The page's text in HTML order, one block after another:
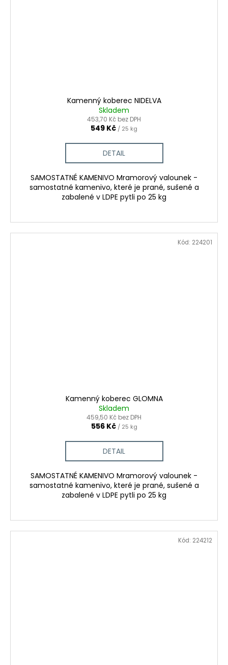
Kamenný koberec NIDELVA
Skladem
453,70 Kč bez DPH
549 Kč / 25 kg
DETAIL
SAMOSTATNÉ KAMENIVO Mramorový valounek -
samostatné kamenivo, které je prané, sušené a
zabalené v LDPE pytli po 25 kg
Kamenný koberec GLOMNA
Skladem
459,50 Kč bez DPH
556 Kč / 25 kg
DETAIL
SAMOSTATNÉ KAMENIVO Mramorový valounek -
samostatné kamenivo, které je prané, sušené a
zabalené v LDPE pytli po 25 kg
Kód: 224201
Kód: 224212